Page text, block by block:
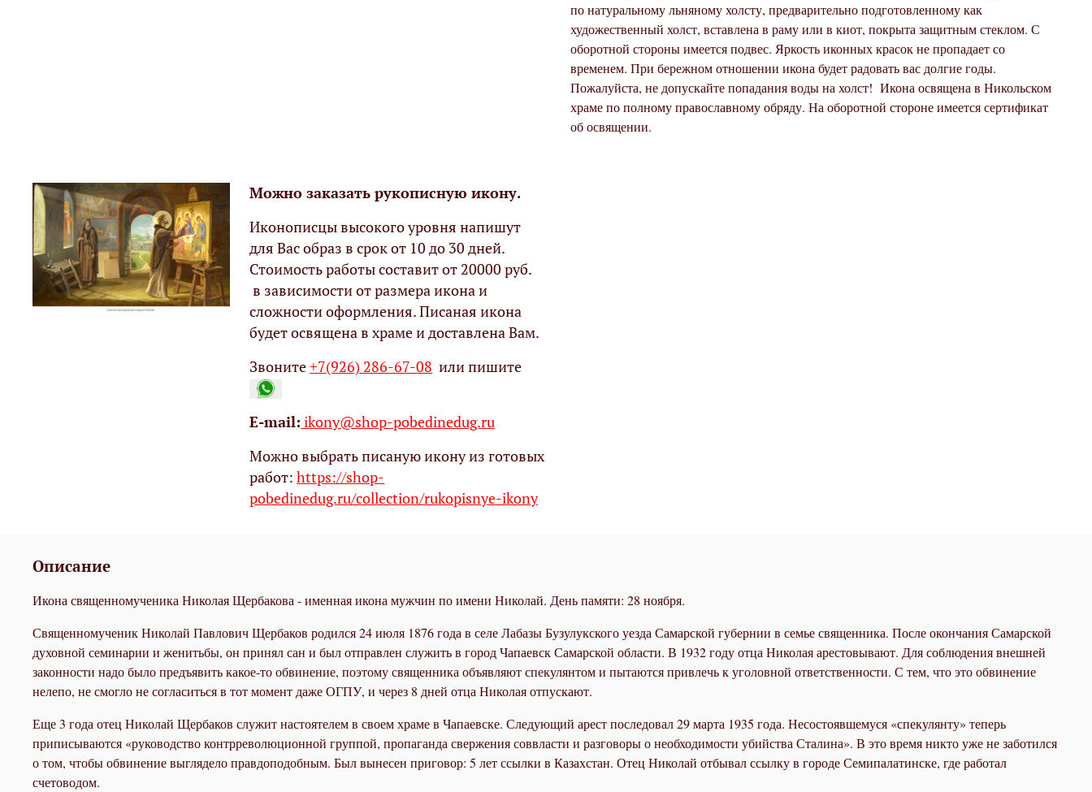
по натуральному льняному холсту, предварительно подготовленному как
художественный холст, вставлена в раму или в киот, покрыта защитным стеклом. С
оборотной стороны имеется подвес. Яркость иконных красок не пропадает со
временем. При бережном отношении икона будет радовать вас долгие годы.
Пожалуйста, не допускайте попадания воды на холст! Икона освящена в Никольском
храме по полному православному обряду. На оборотной стороне имеется сертификат
об освящении.
Можно заказать рукописную икону.
Иконописцы высокого уровня напишут
для Вас образ в срок от 10 до 30 дней.
Стоимость работы составит от 20000 руб.
в зависимости от размера икона и
сложности оформления. Писаная икона
будет освящена в храме и доставлена Вам.
Звоните+7(926) 286-67-08 или пишите
Е-mail: ikony@shop-pobedinedug.ru
Можно выбрать писаную икону из готовых
работ:https://shop-
pobedinedug.ru/collection/rukopisnye-ikony
Описание
Икона священномученика Николая Щербакова - именная икона мужчин по имени Николай. День памяти: 28 ноября.
Священномученик Николай Павлович Щербаков родился 24 июля 1876 года в селе Лабазы Бузулукского уезда Самарской губернии в семье священника. После окончания Самарской
духовной семинарии и женитьбы, он принял сан и был отправлен служить в город Чапаевск Самарской области. В 1932 году отца Николая арестовывают. Для соблюдения внешней
законности надо было предъявить какое-то обвинение, поэтому священника объявляют спекулянтом и пытаются привлечь к уголовной ответственности. С тем, что это обвинение
нелепо, не смогло не согласиться в тот момент даже ОГПУ, и через 8 дней отца Николая отпускают.
Еще 3 года отец Николай Щербаков служит настоятелем в своем храме в Чапаевске. Следующий арест последовал 29 марта 1935 года. Несостоявшемуся «спекулянту» теперь
приписываются «руководство контрреволюционной группой, пропаганда свержения соввласти и разговоры о необходимости убийства Сталина». В это время никто уже не заботился
о том, чтобы обвинение выглядело правдоподобным. Был вынесен приговор: 5 лет ссылки в Казахстан. Отец Николай отбывал ссылку в городе Семипалатинске, где работал
счетоводом.